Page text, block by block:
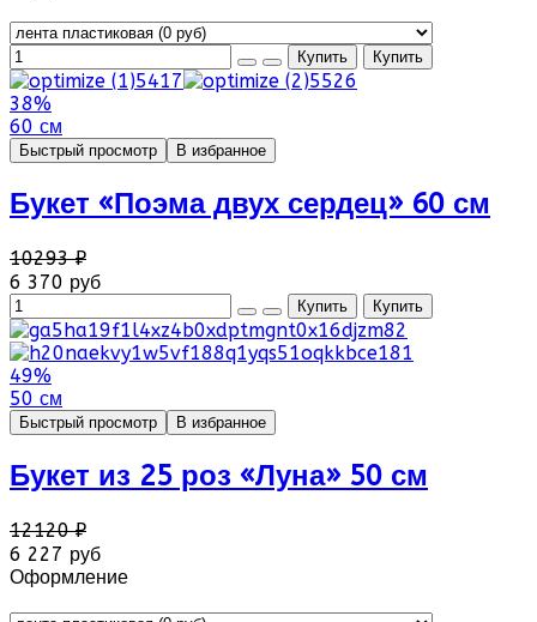
38%
60 см
Быстрый просмотр В избранное
Букет «Поэма двух сердец» 60 см
10293 ₽
6 370 руб
49%
50 см
Быстрый просмотр В избранное
Букет из 25 роз «Луна» 50 см
12120 ₽
6 227 руб
Оформление